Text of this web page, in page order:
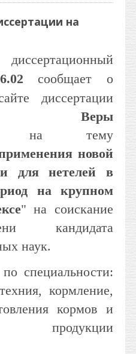
на
сообщает о
диссертации
Веры
тему
новой
для нетелей в
на крупном
" на соискание
кандидата
наук.
специальности:
кормление,
кормов и
продукции